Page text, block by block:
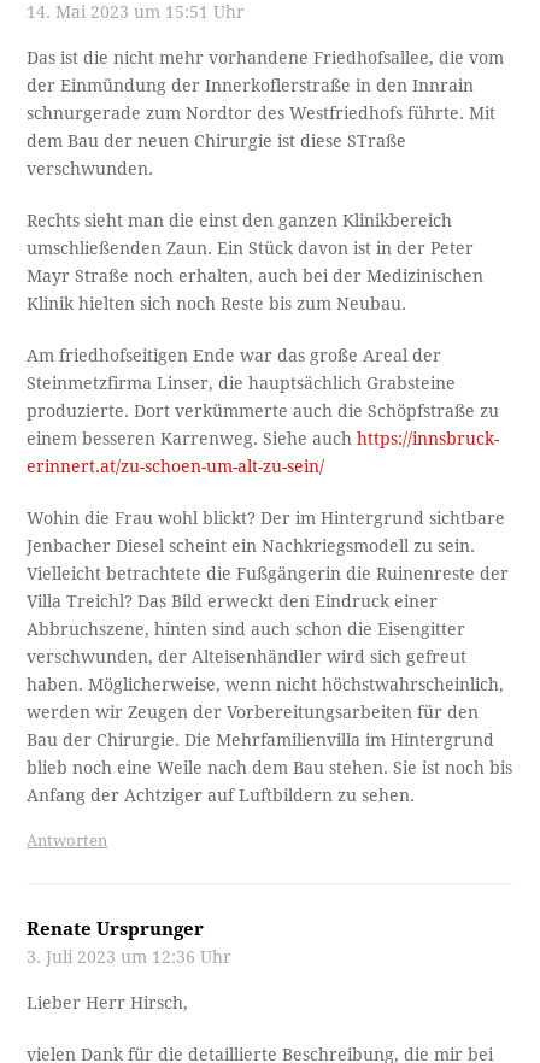
14. Mai 2023 um 15:51 Uhr
Das ist die nicht mehr vorhandene Friedhofsallee, die vom
der Einmündung der Innerkoflerstraße in den Innrain
schnurgerade zum Nordtor des Westfriedhofs führte. Mit
dem Bau der neuen Chirurgie ist diese STraße
verschwunden.
Rechts sieht man die einst den ganzen Klinikbereich
umschließenden Zaun. Ein Stück davon ist in der Peter
Mayr Straße noch erhalten, auch bei der Medizinischen
Klinik hielten sich noch Reste bis zum Neubau.
Am friedhofseitigen Ende war das große Areal der
Steinmetzfirma Linser, die hauptsächlich Grabsteine
produzierte. Dort verkümmerte auch die Schöpfstraße zu
einem besseren Karrenweg. Siehe auchhttps://innsbruck-
erinnert.at/zu-schoen-um-alt-zu-sein/
Wohin die Frau wohl blickt? Der im Hintergrund sichtbare
Jenbacher Diesel scheint ein Nachkriegsmodell zu sein.
Vielleicht betrachtete die Fußgängerin die Ruinenreste der
Villa Treichl? Das Bild erweckt den Eindruck einer
Abbruchszene, hinten sind auch schon die Eisengitter
verschwunden, der Alteisenhändler wird sich gefreut
haben. Möglicherweise, wenn nicht höchstwahrscheinlich,
werden wir Zeugen der Vorbereitungsarbeiten für den
Bau der Chirurgie. Die Mehrfamilienvilla im Hintergrund
blieb noch eine Weile nach dem Bau stehen. Sie ist noch bis
Anfang der Achtziger auf Luftbildern zu sehen.
Antworten
Renate Ursprunger
3. Juli 2023 um 12:36 Uhr
Lieber Herr Hirsch,
vielen Dank für die detaillierte Beschreibung, die mir bei